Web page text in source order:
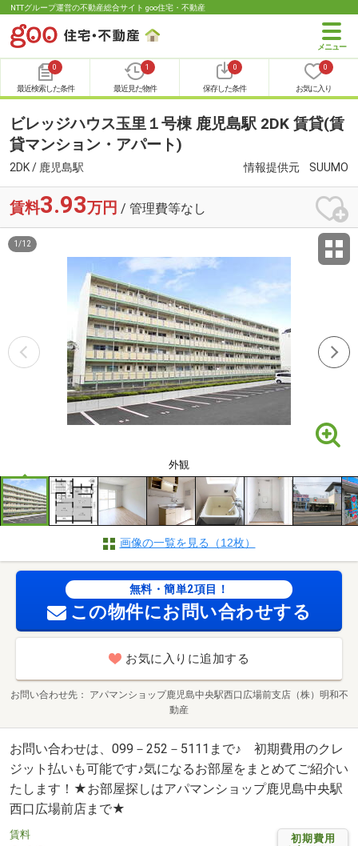
NTTグループ運営の不動産総合サイト goo住宅・不動産
0
最近検索した条件
1
最近見た物件
0
保存した条件
0
お気に入り
ビレッジハウス玉里１号棟 鹿児島駅 2DK 賃貸(賃
貸マンション・アパート)
2DK / 鹿児島駅 情報提供元 SUUMO
賃料3.93万円 / 管理費等なし
外観
1 /12
画像の一覧を見る（12枚）
無料・簡単2項目！
この物件にお問い合わせする
お気に入りに追加する
お問い合わせ先
アパマンショップ鹿児島中央駅西口広場前支店（株）明和不
動産
お問い合わせは、099－252－5111まで♪ 初期費用のクレ
ジット払いも可能です♪気になるお部屋をまとめてご紹介い
たします！★お部屋探しはアパマンショップ鹿児島中央駅
西口広場前店まで★
初期費用
賃料